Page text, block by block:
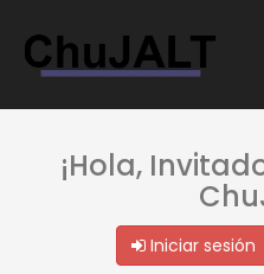
¡Hola,
Iniciar sesión